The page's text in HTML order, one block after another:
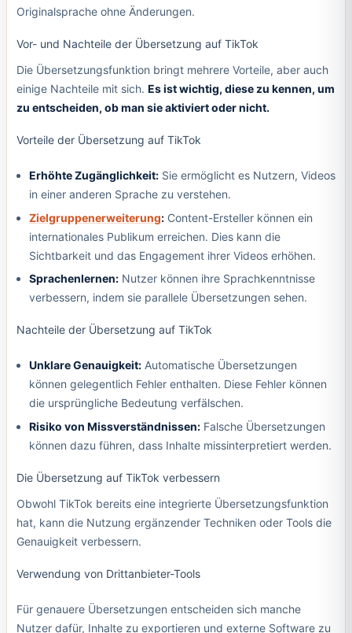
Originalsprache ohne Änderungen.
Vor- und Nachteile der Übersetzung auf TikTok
Die Übersetzungsfunktion bringt mehrere Vorteile, aber auch
einige Nachteile mit sich. Es ist wichtig, diese zu kennen, um
zu entscheiden, ob man sie aktiviert oder nicht.
Vorteile der Übersetzung auf TikTok
Erhöhte Zugänglichkeit:Sie ermöglicht es Nutzern, Videos
in einer anderen Sprache zu verstehen.
Zielgruppenerweiterung:Content-Ersteller können ein
internationales Publikum erreichen. Dies kann die
Sichtbarkeit und das Engagement ihrer Videos erhöhen.
Sprachenlernen:Nutzer können ihre Sprachkenntnisse
verbessern, indem sie parallele Übersetzungen sehen.
Nachteile der Übersetzung auf TikTok
Unklare Genauigkeit:Automatische Übersetzungen
können gelegentlich Fehler enthalten. Diese Fehler können
die ursprüngliche Bedeutung verfälschen.
Risiko von Missverständnissen:Falsche Übersetzungen
können dazu führen, dass Inhalte missinterpretiert werden.
Die Übersetzung auf TikTok verbessern
Obwohl TikTok bereits eine integrierte Übersetzungsfunktion
hat, kann die Nutzung ergänzender Techniken oder Tools die
Genauigkeit verbessern.
Verwendung von Drittanbieter-Tools
Für genauere Übersetzungen entscheiden sich manche
Nutzer dafür, Inhalte zu exportieren und externe Software zu